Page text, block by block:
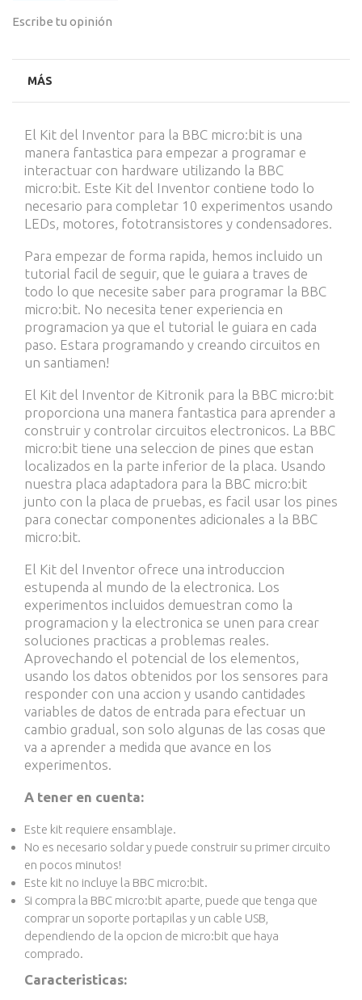
Escribe tu opinión
MÁS
El Kit del Inventor para la BBC micro:bit is una
manera fantastica para empezar a programar e
interactuar con hardware utilizando la BBC
micro:bit. Este Kit del Inventor contiene todo lo
necesario para completar 10 experimentos usando
LEDs, motores, fototransistores y condensadores.
Para empezar de forma rapida, hemos incluido un
tutorial facil de seguir, que le guiara a traves de
todo lo que necesite saber para programar la BBC
micro:bit. No necesita tener experiencia en
programacion ya que el tutorial le guiara en cada
paso. Estara programando y creando circuitos en
un santiamen!
El Kit del Inventor de Kitronik para la BBC micro:bit
proporciona una manera fantastica para aprender a
construir y controlar circuitos electronicos. La BBC
micro:bit tiene una seleccion de pines que estan
localizados en la parte inferior de la placa. Usando
nuestra placa adaptadora para la BBC micro:bit
junto con la placa de pruebas, es facil usar los pines
para conectar componentes adicionales a la BBC
micro:bit.
El Kit del Inventor ofrece una introduccion
estupenda al mundo de la electronica. Los
experimentos incluidos demuestran como la
programacion y la electronica se unen para crear
soluciones practicas a problemas reales.
Aprovechando el potencial de los elementos,
usando los datos obtenidos por los sensores para
responder con una accion y usando cantidades
variables de datos de entrada para efectuar un
cambio gradual, son solo algunas de las cosas que
va a aprender a medida que avance en los
experimentos.
A tener en cuenta:
Este kit requiere ensamblaje.
No es necesario soldar y puede construir su primer circuito
en pocos minutos!
Este kit no incluye la BBC micro:bit.
Si compra la BBC micro:bit aparte, puede que tenga que
comprar un soporte portapilas y un cable USB
dependiendo de la opcion de micro:bit que haya
comprado.
Caracteristicas: